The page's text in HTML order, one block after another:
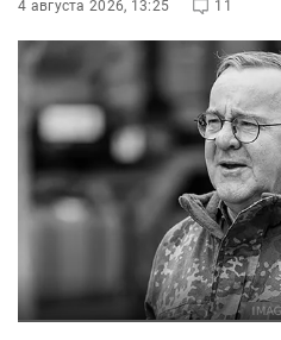
4 августа 2026, 13:25 11